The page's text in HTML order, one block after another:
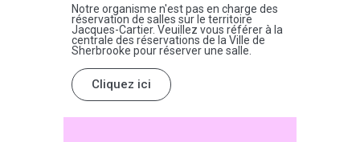
Notre organisme n'est pas en charge des
réservation de salles sur le territoire
Jacques-Cartier. Veuillez vous référer à la
centrale des réservations de la Ville de
Sherbrooke pour réserver une salle.
Cliquez ici